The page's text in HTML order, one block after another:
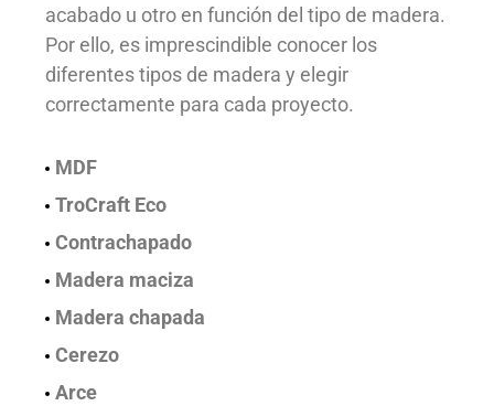
acabado u otro en función del tipo de madera.
Por ello, es imprescindible conocer los
diferentes tipos de madera y elegir
correctamente para cada proyecto.
MDF
TroCraft Eco
Contrachapado
Madera maciza
Madera chapada
Cerezo
Arce